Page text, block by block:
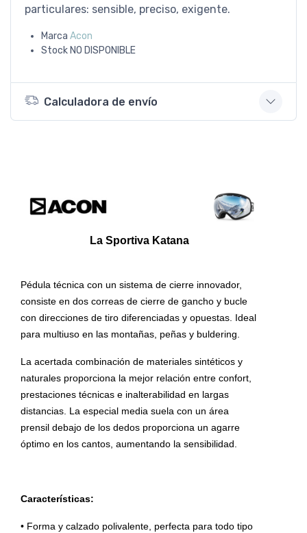
particulares: sensible, preciso, exigente.
Marca Acon
Stock NO DISPONIBLE
Calculadora de envío
La Sportiva Katana
Pédula técnica con un sistema de cierre innovador,
consiste en dos correas de cierre de gancho y bucle
con direcciones de tiro diferenciadas y opuestas. Ideal
para multiuso en las montañas, peñas y buldering.
La acertada combinación de materiales sintéticos y
naturales proporciona la mejor relación entre confort,
prestaciones técnicas e inalterabilidad en largas
distancias. La especial media suela con un área
prensil debajo de los dedos proporciona un agarre
óptimo en los cantos, aumentando la sensibilidad.
Características:
• Forma y calzado polivalente, perfecta para todo tipo